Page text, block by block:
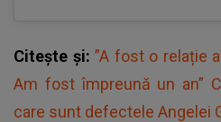
Citește și: ”A fost o relație
Am fost împreună un an”
care sunt defectele Angelei